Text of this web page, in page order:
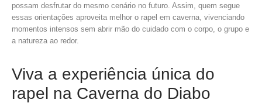
possam desfrutar do mesmo cenário no futuro. Assim, quem segue
essas orientações aproveita melhor o rapel em caverna, vivenciando
momentos intensos sem abrir mão do cuidado com o corpo, o grupo e
a natureza ao redor.
Viva a experiência única do
rapel na Caverna do Diabo